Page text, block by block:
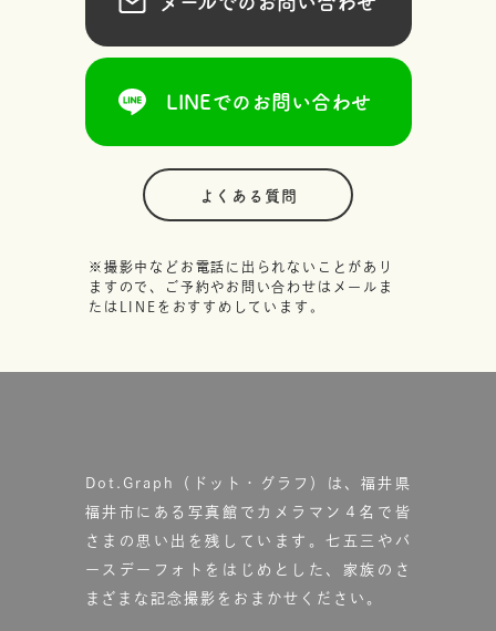
LINEでのお問い合わせ
よくある質問
※撮影中などお電話に出られないことがあり
ますので、ご予約やお問い合わせはメールま
たはLINEをおすすめしています。
Dot.Graph（ドット・グラフ）は、福井県
福井市にある写真館で カメラマン４名で皆
さまの思い出を残しています。七五三やバ
ースデーフォトをはじめとした、家族のさ
まざまな記念撮影をおまかせください。